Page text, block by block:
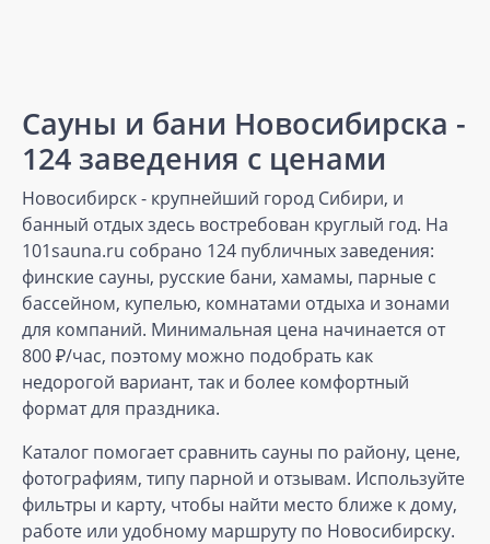
Сауны и бани Новосибирска -
124 заведения с ценами
Новосибирск - крупнейший город Сибири, и
банный отдых здесь востребован круглый год. На
101sauna.ru собрано 124 публичных заведения:
финские сауны, русские бани, хамамы, парные с
бассейном, купелью, комнатами отдыха и зонами
для компаний. Минимальная цена начинается от
800 ₽/час, поэтому можно подобрать как
недорогой вариант, так и более комфортный
формат для праздника.
Каталог помогает сравнить сауны по району, цене,
фотографиям, типу парной и отзывам. Используйте
фильтры и карту, чтобы найти место ближе к дому,
работе или удобному маршруту по Новосибирску.